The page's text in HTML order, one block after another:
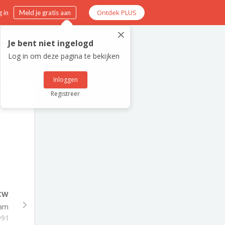
in Meld je gratis aan Ontdek PLUS
×
Je bent niet ingelogd
Log in om deze pagina te bekijken
Inloggen
Registreer